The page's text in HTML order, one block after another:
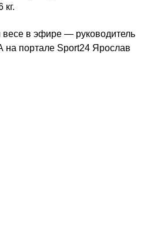
кг.
в эфире — руководитель
на портале Sport24 Ярослав